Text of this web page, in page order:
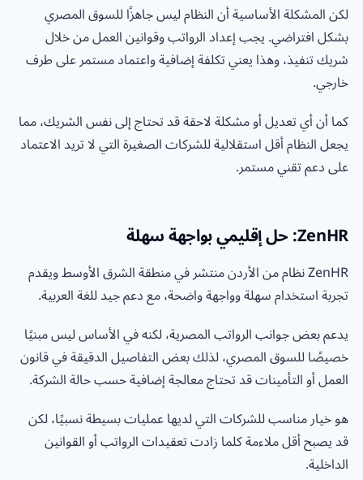
لكن المشكلة الأساسية أن النظام ليس جاهزًا للسوق المصري
بشكل افتراضي. يجب إعداد الرواتب وقوانين العمل من خلال
شريك تنفيذ، وهذا يعني تكلفة إضافية واعتماد مستمر على طرف
خارجي.
كما أن أي تعديل أو مشكلة لاحقة قد تحتاج إلى نفس الشريك، مما
يجعل النظام أقل استقلالية للشركات الصغيرة التي لا تريد الاعتماد
على دعم تقني مستمر.
ZenHR: حل إقليمي بواجهة سهلة
ZenHR نظام من الأردن منتشر في منطقة الشرق الأوسط ويقدم
تجربة استخدام سهلة وواجهة واضحة، مع دعم جيد للغة العربية.
يدعم بعض جوانب الرواتب المصرية، لكنه في الأساس ليس مبنيًا
خصيصًا للسوق المصري، لذلك بعض التفاصيل الدقيقة في قانون
العمل أو التأمينات قد تحتاج معالجة إضافية حسب حالة الشركة.
هو خيار مناسب للشركات التي لديها عمليات بسيطة نسبيًا، لكن
قد يصبح أقل ملاءمة كلما زادت تعقيدات الرواتب أو القوانين
الداخلية.